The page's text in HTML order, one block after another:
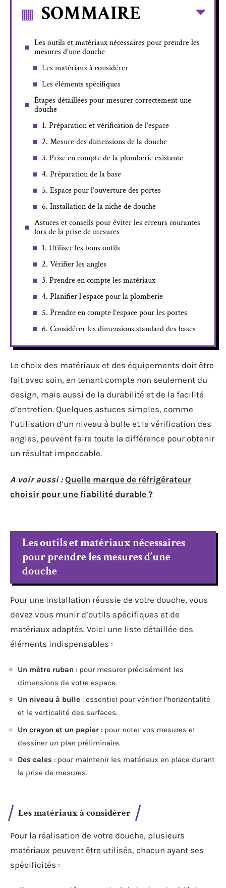
SOMMAIRE
Les outils et matériaux nécessaires pour prendre les
mesures d’une douche
Les matériaux à considérer
Les éléments spécifiques
Étapes détaillées pour mesurer correctement une
douche
1. Préparation et vérification de l’espace
2. Mesure des dimensions de la douche
3. Prise en compte de la plomberie existante
4. Préparation de la base
5. Espace pour l’ouverture des portes
6. Installation de la niche de douche
Astuces et conseils pour éviter les erreurs courantes
lors de la prise de mesures
1. Utiliser les bons outils
2. Vérifier les angles
3. Prendre en compte les matériaux
4. Planifier l’espace pour la plomberie
5. Prendre en compte l’espace pour les portes
6. Considérer les dimensions standard des bases
Le choix des matériaux et des équipements doit être
fait avec soin, en tenant compte non seulement du
design, mais aussi de la durabilité et de la facilité
d’entretien. Quelques astuces simples, comme
l’utilisation d’un niveau à bulle et la vérification des
angles, peuvent faire toute la différence pour obtenir
un résultat impeccable.
A voir aussi : Quelle marque de réfrigérateur
choisir pour une fiabilité durable ?
Les outils et matériaux nécessaires
pour prendre les mesures d’une
douche
Pour une installation réussie de votre douche, vous
devez vous munir d’outils spécifiques et de
matériaux adaptés. Voici une liste détaillée des
éléments indispensables :
Un mètre ruban : pour mesurer précisément les
dimensions de votre espace.
Un niveau à bulle : essentiel pour vérifier l’horizontalité
et la verticalité des surfaces.
Un crayon et un papier : pour noter vos mesures et
dessiner un plan préliminaire.
Des cales : pour maintenir les matériaux en place durant
la prise de mesures.
Les matériaux à considérer
Pour la réalisation de votre douche, plusieurs
matériaux peuvent être utilisés, chacun ayant ses
spécificités :